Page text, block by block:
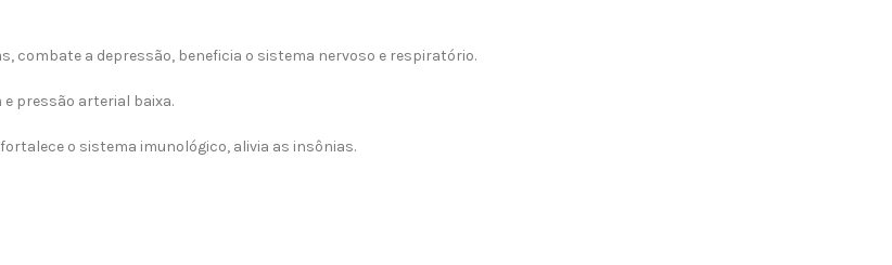
combate a depressão, beneficia o sistema nervoso e respiratório.
pressão arterial baixa.
o sistema imunológico, alivia as insônias.